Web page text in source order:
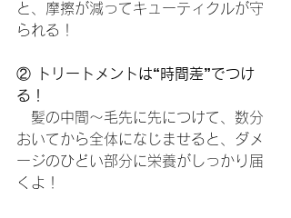
と、摩擦が減ってキューティクルが守
られる！
②
トリートメントは“時間差”でつけ
る！
髪の中間～毛先に先につけて、数分
おいてから全体になじませると、ダメ
ージのひどい部分に栄養がしっかり届
くよ！